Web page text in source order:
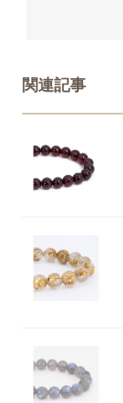
関連記事